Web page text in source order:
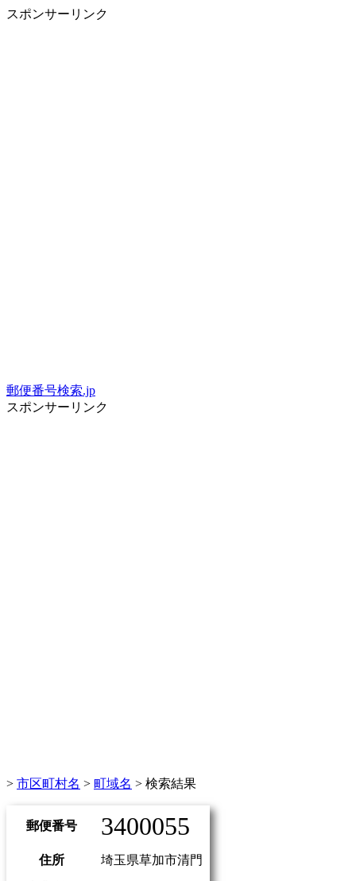
スポンサーリンク
郵便番号検索.jp
スポンサーリンク
> 市区町村名 > 町域名 > 検索結果
郵便番号 3400055
住所 埼玉県草加市清門